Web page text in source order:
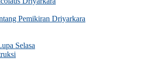
Pemikiran Driyarkara
Selasa